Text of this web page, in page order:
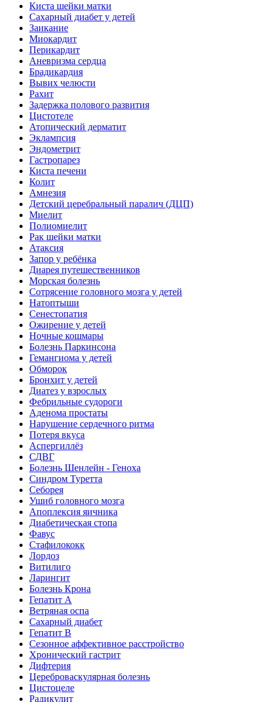
Киста шейки матки
Сахарный диабет у детей
Заикание
Миокардит
Перикардит
Аневризма сердца
Брадикардия
Вывих челюсти
Рахит
Задержка полового развития
Цистотеле
Атопический дерматит
Эклампсия
Эндометрит
Гастропарез
Киста печени
Колит
Амнезия
Детский церебральный паралич (ДЦП)
Миелит
Полиомиелит
Рак шейки матки
Атаксия
Запор у ребёнка
Диарея путешественников
Морская болезнь
Сотрясение головного мозга у детей
Натоптыши
Сенестопатия
Ожирение у детей
Ночные кошмары
Болезнь Паркинсона
Гемангиома у детей
Обморок
Бронхит у детей
Диатез у взрослых
Фебрильные судороги
Аденома простаты
Нарушение сердечного ритма
Потеря вкуса
Аспергиллёз
СДВГ
Болезнь Шенлейн - Геноха
Синдром Туретта
Себорея
Ушиб головного мозга
Апоплексия яичника
Диабетическая стопа
Фавус
Стафилококк
Лордоз
Витилиго
Ларингит
Болезнь Крона
Гепатит A
Ветряная оспа
Сахарный диабет
Гепатит B
Сезонное аффективное расстройство
Хронический гастрит
Дифтерия
Цереброваскулярная болезнь
Цистоцеле
Радикулит